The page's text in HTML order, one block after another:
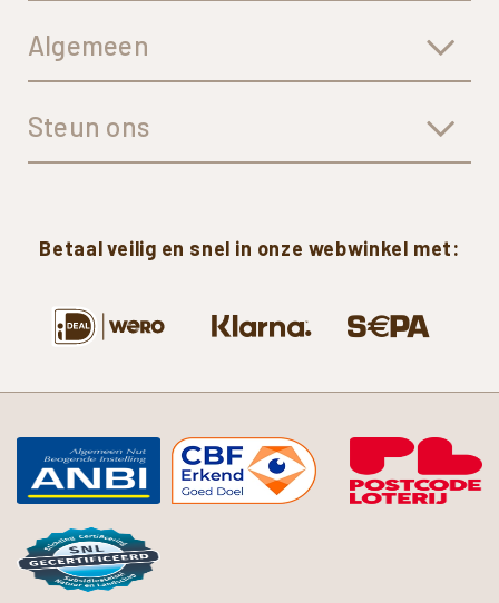
Algemeen
Steun ons
Betaal veilig en snel in onze webwinkel met: